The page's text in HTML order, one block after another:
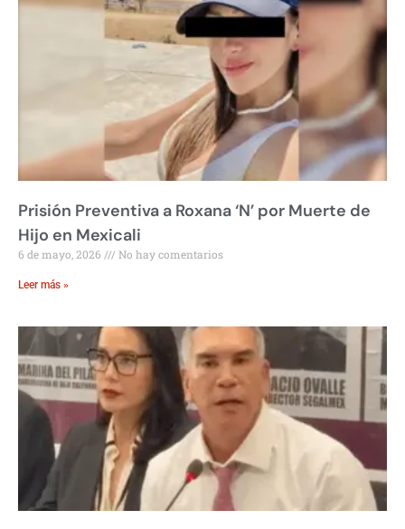
Prisión Preventiva a Roxana ‘N’ por Muerte de
Hijo en Mexicali
6 de mayo, 2026 No hay comentarios
Leer más »